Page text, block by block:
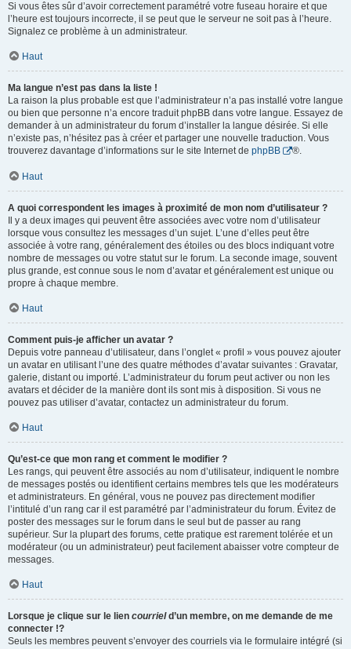
Si vous êtes sûr d’avoir correctement paramétré votre fuseau horaire et que
l’heure est toujours incorrecte, il se peut que le serveur ne soit pas à l’heure.
Signalez ce problème à un administrateur.
Haut
Ma langue n’est pas dans la liste !
La raison la plus probable est que l’administrateur n’a pas installé votre langue
ou bien que personne n’a encore traduit phpBB dans votre langue. Essayez de
demander à un administrateur du forum d’installer la langue désirée. Si elle
n’existe pas, n’hésitez pas à créer et partager une nouvelle traduction. Vous
trouverez davantage d’informations sur le site Internet de phpBB ®.
Haut
A quoi correspondent les images à proximité de mon nom d’utilisateur ?
Il y a deux images qui peuvent être associées avec votre nom d’utilisateur
lorsque vous consultez les messages d’un sujet. L’une d’elles peut être
associée à votre rang, généralement des étoiles ou des blocs indiquant votre
nombre de messages ou votre statut sur le forum. La seconde image, souvent
plus grande, est connue sous le nom d’avatar et généralement est unique ou
propre à chaque membre.
Haut
Comment puis-je afficher un avatar ?
Depuis votre panneau d’utilisateur, dans l’onglet « profil » vous pouvez ajouter
un avatar en utilisant l’une des quatre méthodes d’avatar suivantes : Gravatar,
galerie, distant ou importé. L’administrateur du forum peut activer ou non les
avatars et décider de la manière dont ils sont mis à disposition. Si vous ne
pouvez pas utiliser d’avatar, contactez un administrateur du forum.
Haut
Qu’est-ce que mon rang et comment le modifier ?
Les rangs, qui peuvent être associés au nom d’utilisateur, indiquent le nombre
de messages postés ou identifient certains membres tels que les modérateurs
et administrateurs. En général, vous ne pouvez pas directement modifier
l’intitulé d’un rang car il est paramétré par l’administrateur du forum. Évitez de
poster des messages sur le forum dans le seul but de passer au rang
supérieur. Sur la plupart des forums, cette pratique est rarement tolérée et un
modérateur (ou un administrateur) peut facilement abaisser votre compteur de
messages.
Haut
Lorsque je clique sur le lien courrield’un membre, on me demande de me
connecter !?
Seuls les membres peuvent s’envoyer des courriels via le formulaire intégré (si